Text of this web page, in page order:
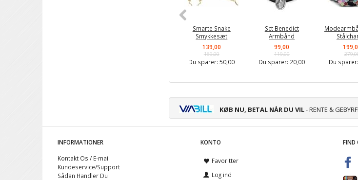
Smarte Snake
Smykkesæt
139,00
189,00
Du sparer:50,00
Sct Benedict
Armbånd
99,00
119,00
Du sparer: 20,00 Du sparer:
KØB NU, BETAL NÅR DU VIL- RENTE &
INFORMATIONER
Kontakt Os / E-mail
Kundeservice/Support
Sådan Handler Du
KONTO
Favoritter
Log ind
FIND